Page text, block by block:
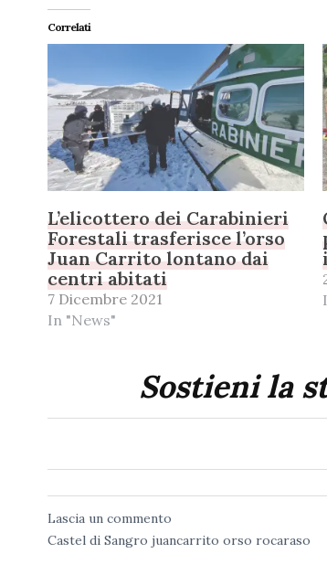
Correlati
L’elicottero dei Carabinieri
Forestali trasferisce l’orso
Juan Carrito lontano dai
centri abitati
7 Dicembre 2021
In "News"
Sostieni la
Lascia un commento
Castel di Sangro juancarrito orso rocaraso